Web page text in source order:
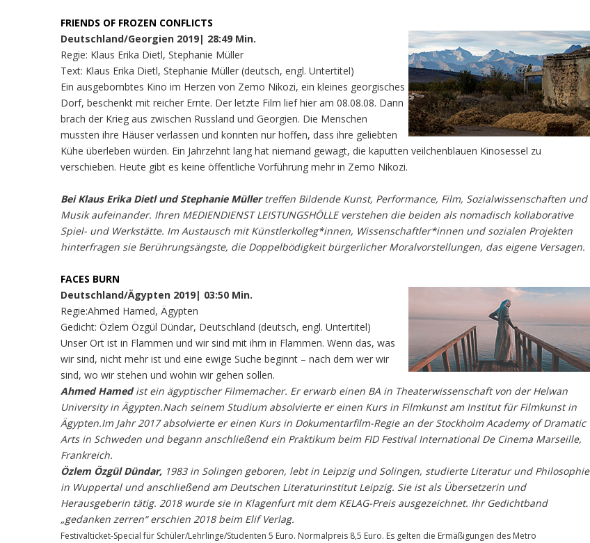
FRIENDS OF FROZEN CONFLICTS
Deutschland/Georgien 2019| 28:49 Min.
Regie: Klaus Erika Dietl, Stephanie Müller
Text: Klaus Erika Dietl, Stephanie Müller (deutsch, engl. Untertitel)
Ein ausgebombtes Kino im Herzen von Zemo Nikozi, ein kleines georgisches
Dorf, beschenkt mit reicher Ernte. Der letzte Film lief hier am 08.08.08. Dann
brach der Krieg aus zwischen Russland und Georgien. Die Menschen
mussten ihre Häuser verlassen und konnten nur hoffen, dass ihre geliebten
Kühe überleben würden. Ein Jahrzehnt lang hat niemand gewagt, die kaputten veilchenblauen Kinosessel zu
verschieben. Heute gibt es keine öffentliche Vorführung mehr in Zemo Nikozi.
Bei Klaus Erika Dietl und Stephanie Müllertreffen Bildende Kunst, Performance, Film, Sozialwissenschaften und
Musik aufeinander. Ihren MEDIENDIENST LEISTUNGSHÖLLE verstehen die beiden als nomadisch kollaborative
Spiel- und Werkstätte. Im Austausch mit Künstlerkolleg*innen, Wissenschaftler*innen und sozialen Projekten
hinterfragen sie Berührungsängste, die Doppelbödigkeit bürgerlicher Moralvorstellungen, das eigene Versagen.
FACES BURN
Deutschland/Ägypten 2019| 03:50 Min.
Regie:Ahmed Hamed, Ägypten
Gedicht: Özlem Özgül Dündar, Deutschland (deutsch, engl. Untertitel)
Unser Ort ist in Flammen und wir sind mit ihm in Flammen. Wenn das, was
wir sind, nicht mehr ist und eine ewige Suche beginnt – nach dem wer wir
sind, wo wir stehen und wohin wir gehen sollen.
Ahmed Hamedist ein ägyptischer Filmemacher. Er erwarb einen BA in Theaterwissenschaft von der Helwan
University in Ägypten.Nach seinem Studium absolvierte er einen Kurs in Filmkunst am Institut für Filmkunst in
Ägypten.Im Jahr 2017 absolvierte er einen Kurs in Dokumentarfilm-Regie an der Stockholm Academy of Dramatic
Arts in Schweden und begann anschließend ein Praktikum beim FID Festival International De Cinema Marseille,
Frankreich.
Özlem Özgül Dündar, 1983 in Solingen geboren, lebt in Leipzig und Solingen, studierte Literatur und Philosophie
in Wuppertal und anschließend am Deutschen Literaturinstitut Leipzig. Sie ist als Übersetzerin und
Herausgeberin tätig. 2018 wurde sie in Klagenfurt mit dem KELAG-Preis ausgezeichnet. Ihr Gedichtband
„gedanken zerren“ erschien 2018 beim Elif Verlag.
Festivalticket-Special für Schüler/Lehrlinge/Studenten 5 Euro. Normalpreis 8,5 Euro. Es gelten die Ermäßigungen des Metro